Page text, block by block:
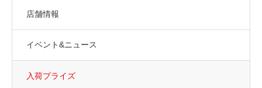
店舗情報
イベント&ニュース
入荷プライズ